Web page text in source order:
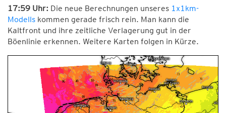
17:59 Uhr: Die neue Berechnungen unseres 1x1km-
Modells kommen gerade frisch rein. Man kann die
Kaltfront und ihre zeitliche Verlagerung gut in der
Böenlinie erkennen. Weitere Karten folgen in Kürze.